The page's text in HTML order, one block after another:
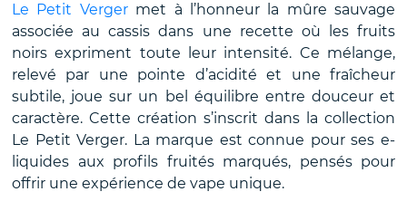
Le Petit Vergermet à l’honneur la mûre sauvage
associée au cassis dans une recette où les fruits
noirs expriment toute leur intensité. Ce mélange,
relevé par une pointe d’acidité et une fraîcheur
subtile, joue sur un bel équilibre entre douceur et
caractère. Cette création s’inscrit dans la collection
Le Petit Verger. La marque est connue pour ses e-
liquides aux profils fruités marqués, pensés pour
offrir une expérience de vape unique.